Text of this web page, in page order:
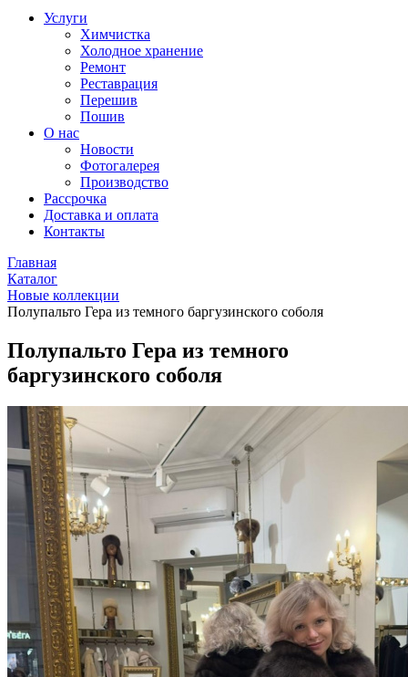
Услуги
Химчистка
Холодное хранение
Ремонт
Реставрация
Перешив
Пошив
О нас
Новости
Фотогалерея
Производство
Рассрочка
Доставка и оплата
Контакты
Главная
Каталог
Новые коллекции
Полупальто Гера из темного баргузинского соболя
Полупальто Гера из темного
баргузинского соболя